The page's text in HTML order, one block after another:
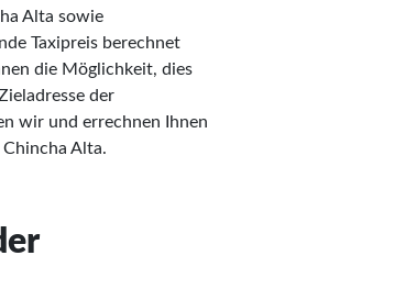
Alta sowie
Taxipreis berechnet
die Möglichkeit, dies
der
wir und errechnen Ihnen
Alta.